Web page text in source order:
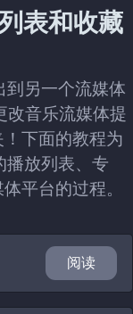
表和收藏
到另一个流媒体
改音乐流媒体提
下面的教程为
播放列表、专
平台的过程。
阅读